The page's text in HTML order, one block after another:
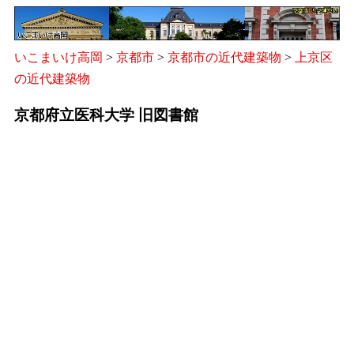
いこまいけ高岡 > 京都市 > 京都市の近代建築物 >
上京区
の近代建築物
京都府立医科大学 旧図書館